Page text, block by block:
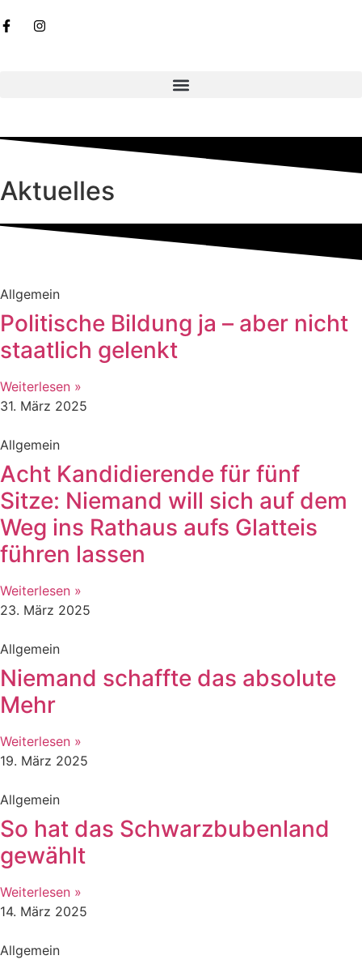
Aktuelles
Allgemein
Politische Bildung ja – aber nicht
staatlich gelenkt
Weiterlesen »
31. März 2025
Allgemein
Acht Kandidierende für fünf
Sitze: Niemand will sich auf dem
Weg ins Rathaus aufs Glatteis
führen lassen
Weiterlesen »
23. März 2025
Allgemein
Niemand schaffte das absolute
Mehr
Weiterlesen »
19. März 2025
Allgemein
So hat das Schwarzbubenland
gewählt
Weiterlesen »
14. März 2025
Allgemein